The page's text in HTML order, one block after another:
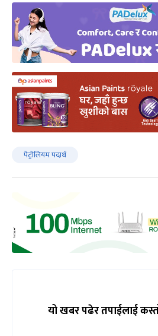
पेट्रोलियम पदार्थ
यो खबर पढेर तपाईलाई